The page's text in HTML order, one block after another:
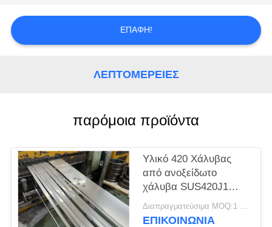
ΖΗΤΉΣΤΕ
ΑΠΌΣΠΑΣΜΑ
PRIVACY
POLICY
ΕΠΑΦΉ!
ΛΕΠΤΟΜΈΡΕΙΕΣ
παρόμοια προϊόντα
Υλικό 420 Χάλυβας
από ανοξείδωτο
χάλυβα SUS420J1
SUS420J2
Στρογγυλοκύλινδρο
Διαπραγματεύσιμα MOQ:1 τόνος
ΕΠΙΚΟΙΝΩΝΊΑ